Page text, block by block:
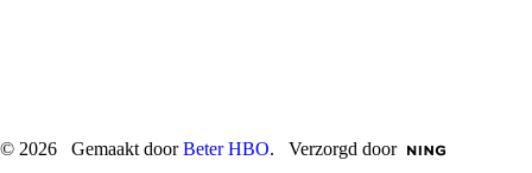
© 2026 Gemaakt doorBeter HBO. Verzorgd door